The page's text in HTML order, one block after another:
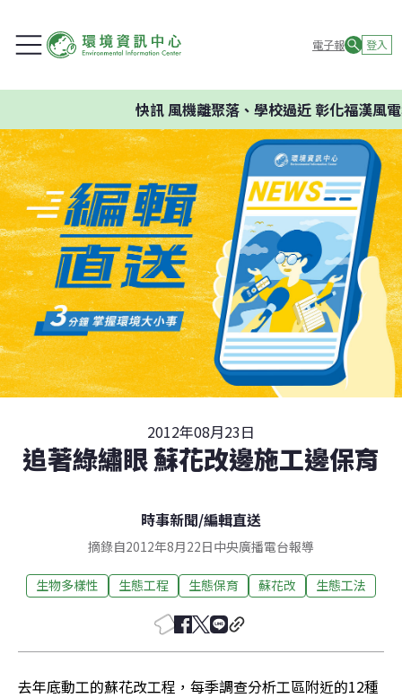
電子報 登入
快訊風機離聚落、學校過近 彰化福漢風電
2012年08月23日
追著綠繡眼 蘇花改邊施工邊保育
時事新聞/編輯直送
摘錄自2012年8月22日中央廣播電台報導
生物多樣性 生態工程 生態保育 蘇花改 生態工法
去年底動工的蘇花改工程，每季調查分析工區附近的12種